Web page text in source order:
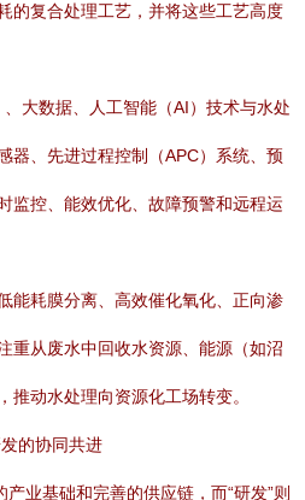
的复合处理工艺，并将这些工艺高度
大数据、人工智能（AI）技术与水处
器、先进过程控制（APC）系统、预
监控、能效优化、故障预警和远程运
能耗膜分离、高效催化氧化、正向渗
重从废水中回收水资源、能源（如沼
推动水处理向资源化工场转变。
的协同共进
业基础和完善的供应链，而“研发”则